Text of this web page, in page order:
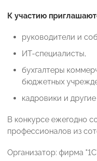
К участию
руководители и
ИТ-специалисты,
бухгалтеры
бюджетных
кадровики и
В конкурсе ежегодно
профессионалов из
Организатор: фирма